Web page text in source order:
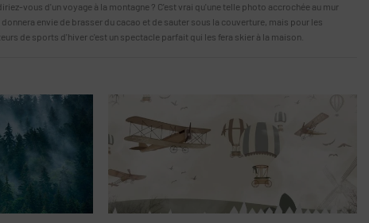
vous d'un voyage à la montagne ? C'est vrai qu'une telle photo accrochée au mur
donnera envie de brasser du cacao et de sauter sous la couverture, mais pour les
de sports d'hiver c'est un spectacle parfait qui les fera skier à la maison.